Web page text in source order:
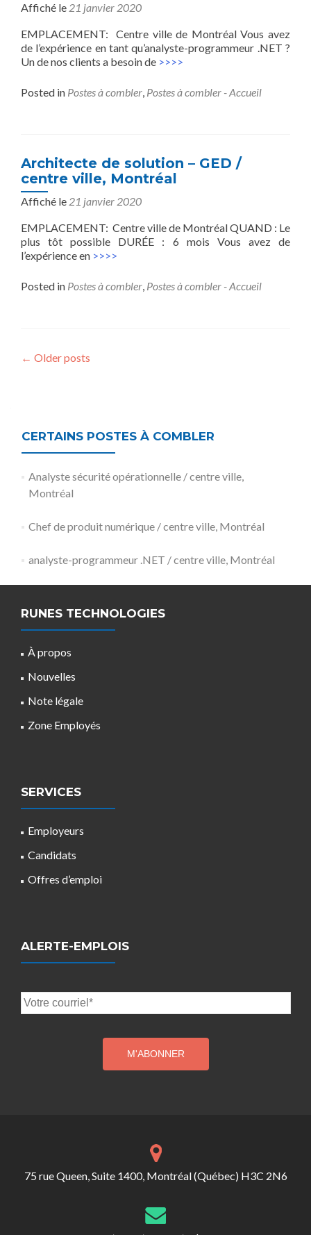
Affiché le 21 janvier 2020
EMPLACEMENT: Centre ville de Montréal Vous avez
de l’expérience en tant qu’analyste-programmeur .NET ?
Un de nos clients a besoin de >>>>
Posted in Postes à combler, Postes à combler - Accueil
Architecte de solution – GED /
centre ville, Montréal
Affiché le 21 janvier 2020
EMPLACEMENT: Centre ville de Montréal QUAND : Le
plus tôt possible DURÉE : 6 mois Vous avez de
l’expérience en >>>>
Posted in Postes à combler, Postes à combler - Accueil
Posts
← Older posts
CERTAINS POSTES À COMBLER
Analyste sécurité opérationnelle / centre ville,
Montréal
Chef de produit numérique / centre ville, Montréal
analyste-programmeur .NET / centre ville, Montréal
RUNES TECHNOLOGIES
À propos
Nouvelles
Note légale
Zone Employés
SERVICES
Employeurs
Candidats
Offres d’emploi
ALERTE-EMPLOIS
75 rue Queen, Suite 1400, Montréal (Québec) H3C 2N6